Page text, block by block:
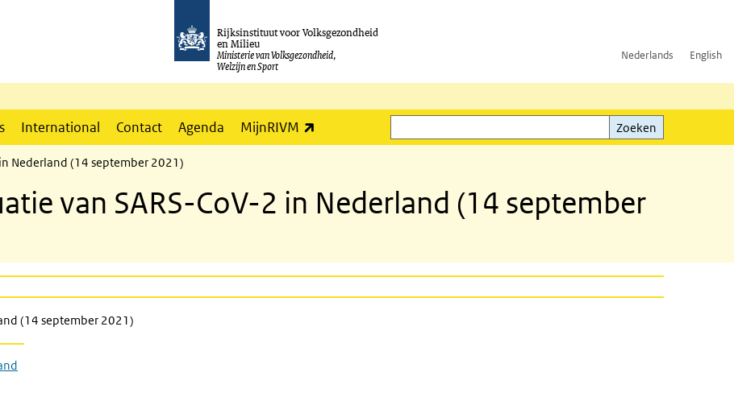
Rijksinstituut voor Volksgezondheid
en Milieu
Ministerie van Volksgezondheid,
Welzijn en Sport
Nederlands English
International Contact Agenda MijnRIVM
Zoeken
Zoeken
Nederland (14 september 2021)
van SARS-CoV-2 in Nederland (14 september
(14 september 2021)